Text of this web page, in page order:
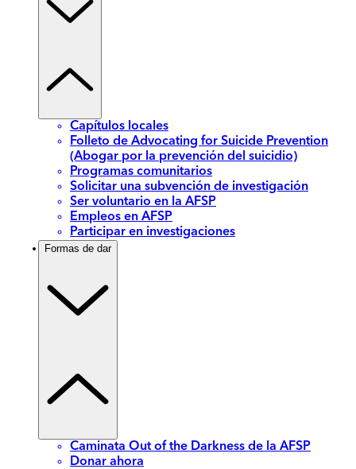
Capítulos locales
Folleto de Advocating for Suicide Prevention
(Abogar por la prevención del suicidio)
Programas comunitarios
Solicitar una subvención de investigación
Ser voluntario en la AFSP
Empleos en AFSP
Participar en investigaciones
Formas de dar
Caminata Out of the Darkness de la AFSP
Donar ahora